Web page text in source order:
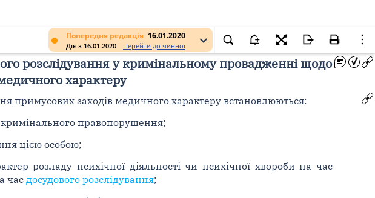
Попередня редакція 16.01.2020
Діє з 16.01.2020 Перейти до чинної